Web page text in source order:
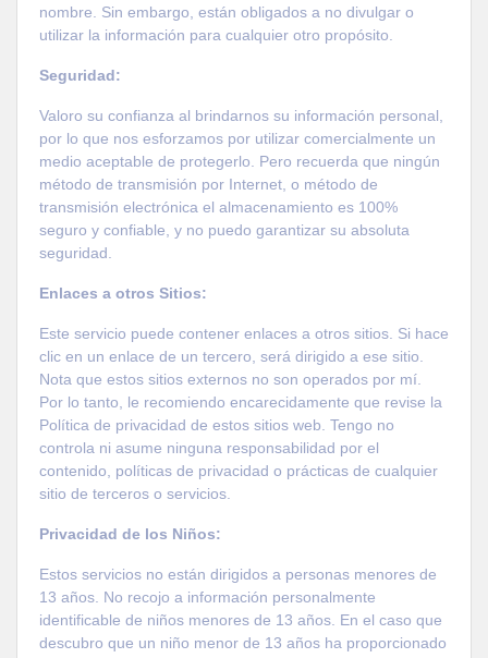
nombre. Sin embargo, están obligados a no divulgar o
utilizar la información para cualquier otro propósito.
Seguridad:
Valoro su confianza al brindarnos su información personal,
por lo que nos esforzamos por utilizar comercialmente un
medio aceptable de protegerlo. Pero recuerda que ningún
método de transmisión por Internet, o método de
transmisión electrónica el almacenamiento es 100%
seguro y confiable, y no puedo garantizar su absoluta
seguridad.
Enlaces a otros Sitios:
Este servicio puede contener enlaces a otros sitios. Si hace
clic en un enlace de un tercero, será dirigido a ese sitio.
Nota que estos sitios externos no son operados por mí.
Por lo tanto, le recomiendo encarecidamente que revise la
Política de privacidad de estos sitios web. Tengo no
controla ni asume ninguna responsabilidad por el
contenido, políticas de privacidad o prácticas de cualquier
sitio de terceros o servicios.
Privacidad de los Niños:
Estos servicios no están dirigidos a personas menores de
13 años. No recojo a información personalmente
identificable de niños menores de 13 años. En el caso que
descubro que un niño menor de 13 años ha proporcionado